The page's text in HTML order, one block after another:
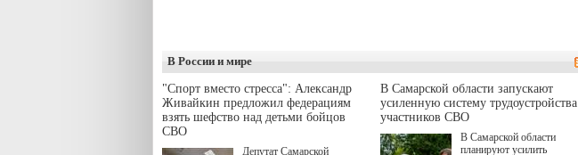
В России и мире
"Спорт вместо стресса": Александр
Живайкин предложил федерациям
взять шефство над детьми бойцов
СВО
Депутат Самарской
В Самарской области запускают
усиленную систему трудоустройства
участников СВО
В Самарской области
планируют усилить